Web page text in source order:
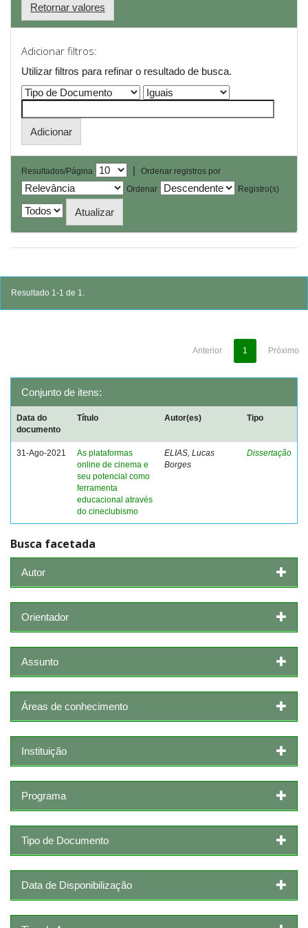
Retornar valores
Adicionar filtros:
Utilizar filtros para refinar o resultado de busca.
Resultados/Página |
Ordenar registros por
Ordenar
Registro(s)
Resultado 1-1 de 1.
Anterior 1 Próximo
Conjunto de itens:
Data do
documento
Título Autor(es) Tipo
31-Ago-2021
As plataformas
online de cinema e
seu potencial como
ferramenta
educacional através
do cineclubismo
ELIAS, Lucas
Borges
Dissertação
Busca facetada
Autor
Orientador
Assunto
Áreas de conhecimento
Instituição
Programa
Tipo de Documento
Data de Disponibilização